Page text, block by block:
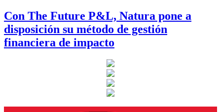
Con The Future P&L, Natura pone a
disposición su método de gestión
financiera de impacto